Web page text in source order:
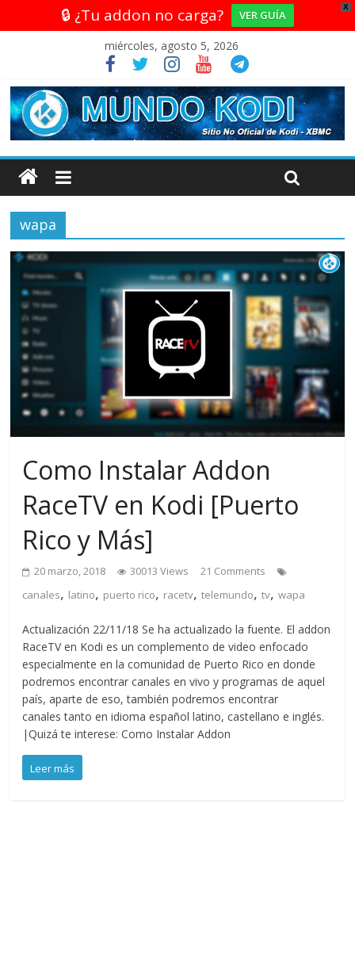
X
🔒 ¿Tu addon no carga? VER GUÍA
miércoles, agosto 5, 2026
wapa
Como Instalar Addon
RaceTV en Kodi [Puerto
Rico y Más]
20 marzo, 2018 30013 Views
21 Comments
canales, latino, puerto rico, racetv,telemundo,tv,wapa
Actualización 22/11/18 Se ha actualizado la fuente. El addon
RaceTV en Kodi es un complemento de video enfocado
especialmente en la comunidad de Puerto Rico en donde
podremos encontrar canales en vivo y programas de aquel
país, aparte de eso, también podremos encontrar
canales tanto en idioma español latino, castellano e inglés.
|Quizá te interese: Como Instalar Addon
Leer más